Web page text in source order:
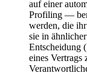
auf einer
Profiling —
werden, die
sie in
Entscheidung
eines Vertrags